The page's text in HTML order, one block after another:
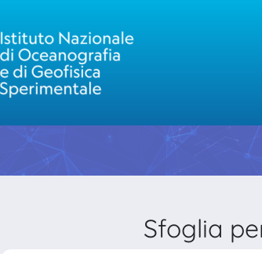
Sfoglia